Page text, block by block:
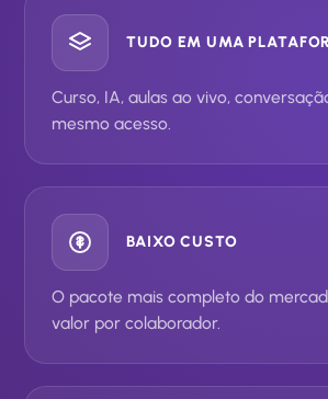
TUDO EM UMA
Curso, IA, aulas ao vivo,
mesmo acesso.
BAIXO CUSTO
O pacote mais completo do
valor por colaborador.